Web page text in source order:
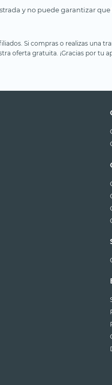
y no puede garantizar que
Si compras o realizas
oferta gratuita. ¡Gracias por tu